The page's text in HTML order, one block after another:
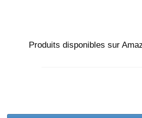
Produits disponibles sur